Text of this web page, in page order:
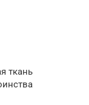
ткань